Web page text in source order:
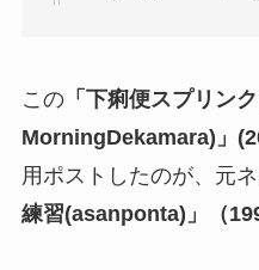
この「下痢便スプリン
MorningDekamara)」
用ポストしたのが、元
練習(asanponta)」（